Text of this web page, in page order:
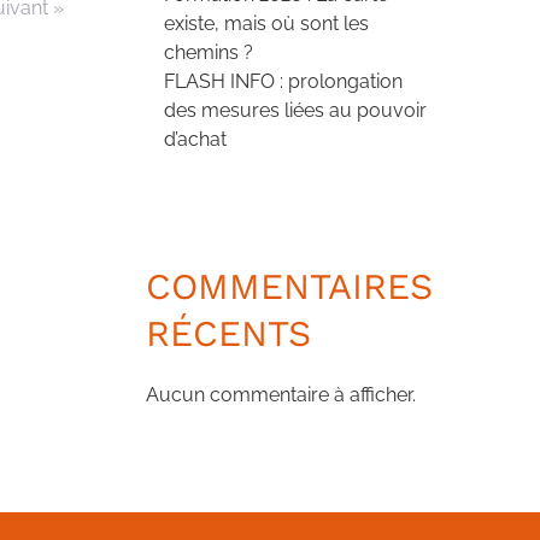
»
existe, mais où sont les
chemins ?
FLASH INFO : prolongation
des mesures liées au pouvoir
d’achat
COMMENTAIRES
RÉCENTS
Aucun commentaire à afficher.